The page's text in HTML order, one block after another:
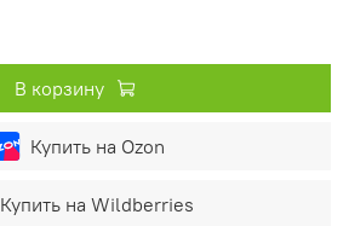
В корзину
Купить на Ozon
Купить на Wildberries